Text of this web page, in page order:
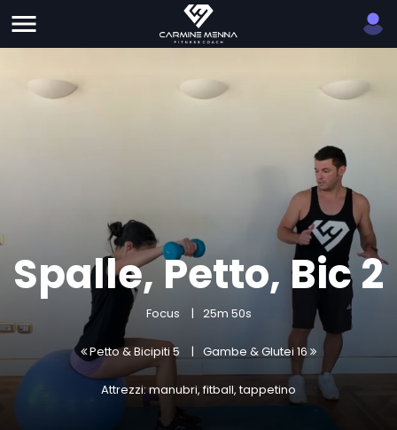
Spalle, Petto, Bic 2
Focus 25m 50s
Petto & Bicipiti 5 Gambe & Glutei 16
Attrezzi: manubri, fitball, tappetino